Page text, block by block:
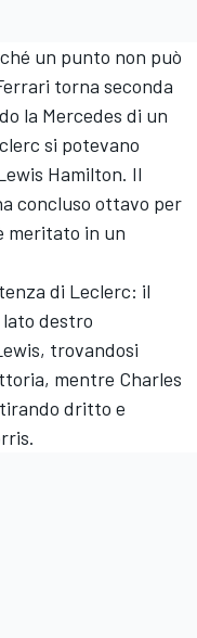
un punto non può
torna seconda
la Mercedes di un
si potevano
Hamilton. Il
concluso ottavo per
meritato in un
di Leclerc: il
lato destro
trovandosi
mentre Charles
dritto e